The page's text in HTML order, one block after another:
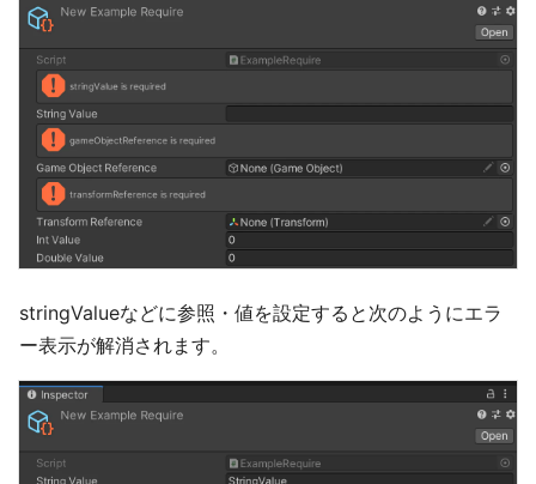
stringValueなどに参照・値を設定すると次のようにエラ
ー表示が解消されます。